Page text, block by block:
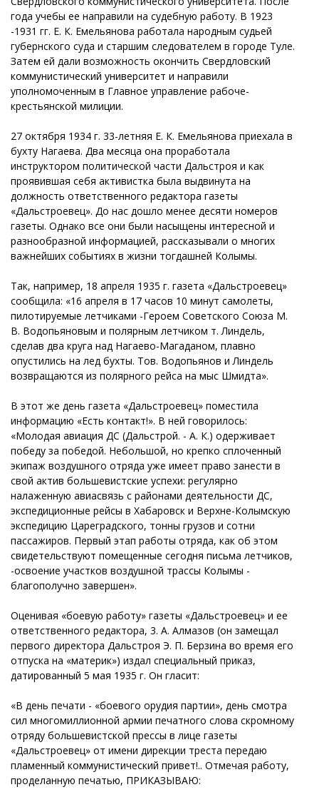
года учебы ее направили на судебную работу. В 1923
-1931 гг. Е. К. Емельянова работала народным судьей
губернского суда и старшим следователем в городе Туле.
Затем ей дали возможность окончить Свердловский
коммунистический университет и направили
уполномоченным в Главное управление рабоче-
крестьянской милиции.
27 октября 1934 г. 33-летняя Е. К. Емельянова приехала в
бухту Нагаева. Два месяца она проработала
инструктором политической части Дальстроя и как
проявившая себя активистка была выдвинута на
должность ответственного редактора газеты
«Дальстроевец». До нас дошло менее десяти номеров
газеты. Однако все они были насыщены интересной и
разнообразной информацией, рассказывали о многих
важнейших событиях в жизни тогдашней Колымы.
Так, например, 18 апреля 1935 г. газета «Дальстроевец»
сообщила: «16 апреля в 17 часов 10 минут самолеты,
пилотируемые летчиками -Героем Советского Союза М.
В. Водопьяновым и полярным летчиком т. Линдель,
сделав два круга над Нагаево-Магаданом, плавно
опустились на лед бухты. Тов. Водопьянов и Линдель
возвращаются из полярного рейса на мыс Шмидта».
В этот же день газета «Дальстроевец» поместила
информацию «Есть контакт!». В ней говорилось:
«Молодая авиация ДС (Дальстрой. - А. К.) одерживает
победу за победой. Небольшой, но крепко сплоченный
экипаж воздушного отряда уже имеет право занести в
свой актив большевистские успехи: регулярно
налаженную авиасвязь с районами деятельности ДС,
экспедиционные рейсы в Хабаровск и Верхне-Колымскую
экспедицию Цареградского, тонны грузов и сотни
пассажиров. Первый этап работы отряда, как об этом
свидетельствуют помещенные сегодня письма летчиков,
-освоение участков воздушной трассы Колымы -
благополучно завершен».
Оценивая «боевую работу» газеты «Дальстроевец» и ее
ответственного редактора, 3. А. Алмазов (он замещал
первого директора Дальстроя Э. П. Берзина во время его
отпуска на «материк») издал специальный приказ,
датированный 5 мая 1935 г. Он гласит:
«В день печати - «боевого орудия партии», день смотра
сил многомиллионной армии печатного слова скромному
отряду большевистской прессы в лице газеты
«Дальстроевец» от имени дирекции треста передаю
пламенный коммунистический привет!.. Отмечая работу,
проделанную печатью, ПРИКАЗЫВАЮ: